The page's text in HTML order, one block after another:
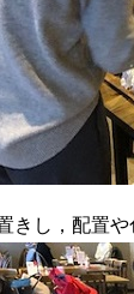
きし，配置